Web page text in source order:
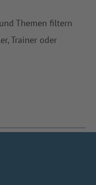
Themen filtern
Trainer oder